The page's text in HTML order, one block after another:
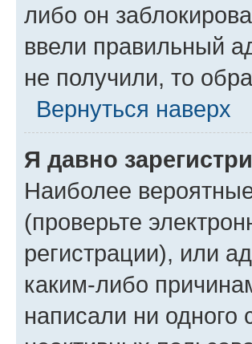
либо он
ввели правильный
не получили, то
Вернуться наверх
Я давно
Наиболее
(проверьте
регистрации), или
каким-либо
написали ни